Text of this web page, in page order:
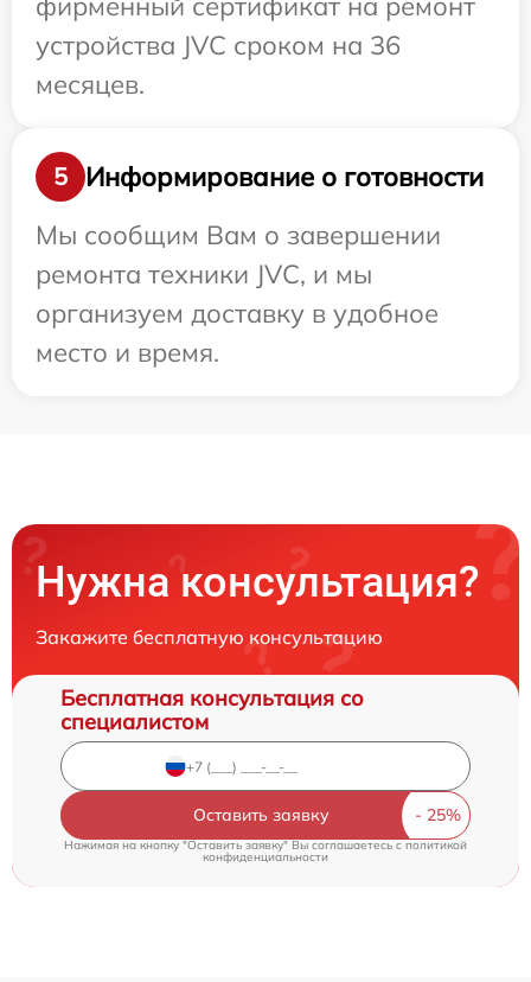
устройства JVC сроком на 36
месяцев.
5
Информирование о готовности
Мы сообщим Вам о завершении
ремонта техники JVC, и мы
организуем доставку в удобное
место и время.
Нужна консультация?
Закажите бесплатную консультацию
Бесплатная консультация со
специалистом
Оставить заявку
Нажимая на кнопку "Оставить заявку" Вы соглашаетесь c политикой
конфиденциальности